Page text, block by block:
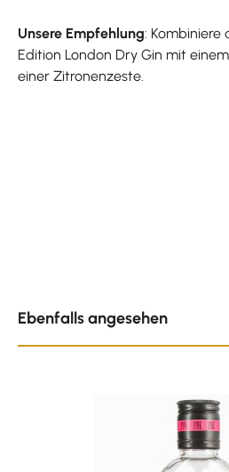
Unsere Empfehlung: Kombiniere
Edition London Dry Gin mit
einer Zitronenzeste.
Ebenfalls angesehen